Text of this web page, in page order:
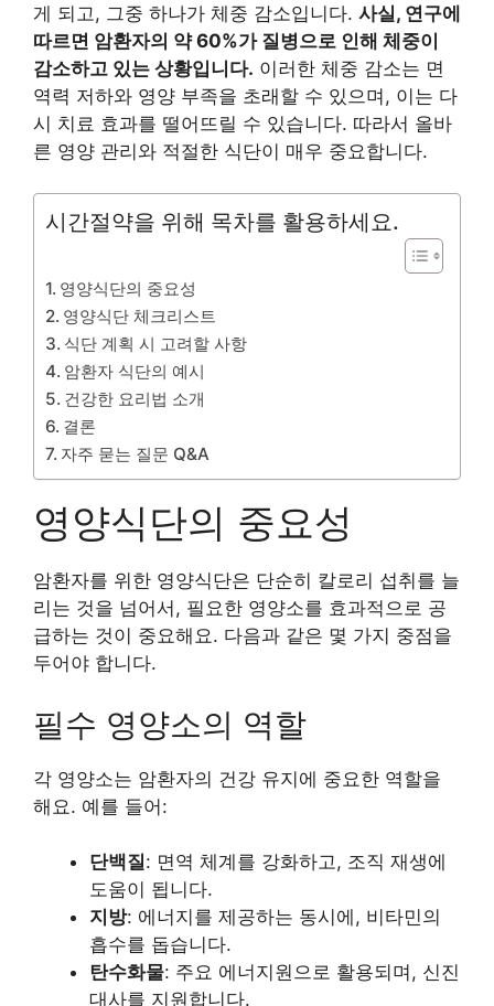
게 되고, 그중 하나가 체중 감소입니다. 사실, 연구에
따르면 암환자의 약 60%가 질병으로 인해 체중이
감소하고 있는 상황입니다. 이러한 체중 감소는 면
역력 저하와 영양 부족을 초래할 수 있으며, 이는 다
시 치료 효과를 떨어뜨릴 수 있습니다. 따라서 올바
른 영양 관리와 적절한 식단이 매우 중요합니다.
시간절약을 위해 목차를 활용하세요.
영양식단의 중요성
영양식단 체크리스트
식단 계획 시 고려할 사항
암환자 식단의 예시
건강한 요리법 소개
결론
자주 묻는 질문 Q&A
영양식단의 중요성
암환자를 위한 영양식단은 단순히 칼로리 섭취를 늘
리는 것을 넘어서, 필요한 영양소를 효과적으로 공
급하는 것이 중요해요. 다음과 같은 몇 가지 중점을
두어야 합니다.
필수 영양소의 역할
각 영양소는 암환자의 건강 유지에 중요한 역할을
해요. 예를 들어:
단백질: 면역 체계를 강화하고, 조직 재생에
도움이 됩니다.
지방: 에너지를 제공하는 동시에, 비타민의
흡수를 돕습니다.
탄수화물: 주요 에너지원으로 활용되며, 신진
대사를 지원합니다.